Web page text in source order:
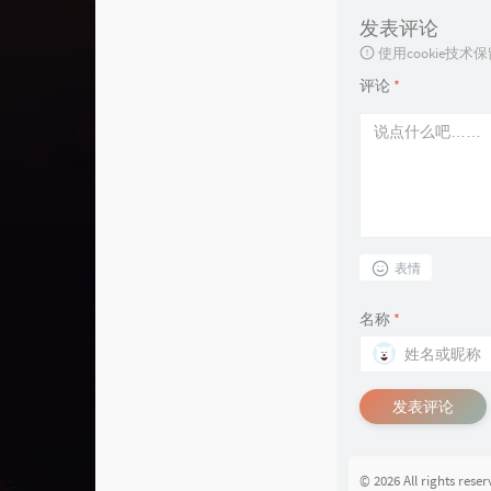
发表评论
使用cookie技术
评论 *
表情
名称 *
发表评论
© 2026 All rights